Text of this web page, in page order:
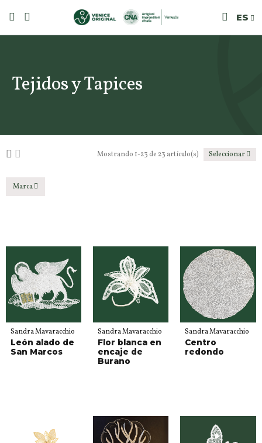
ES
Tejidos y Tapices
Mostrando 1-23 de 23 artículo(s) Seleccionar
Marca
Sandra Mavaracchio
León alado de
San Marcos
Sandra Mavaracchio
Flor blanca en
encaje de
Burano
Sandra Mavaracchio
Centro
redondo